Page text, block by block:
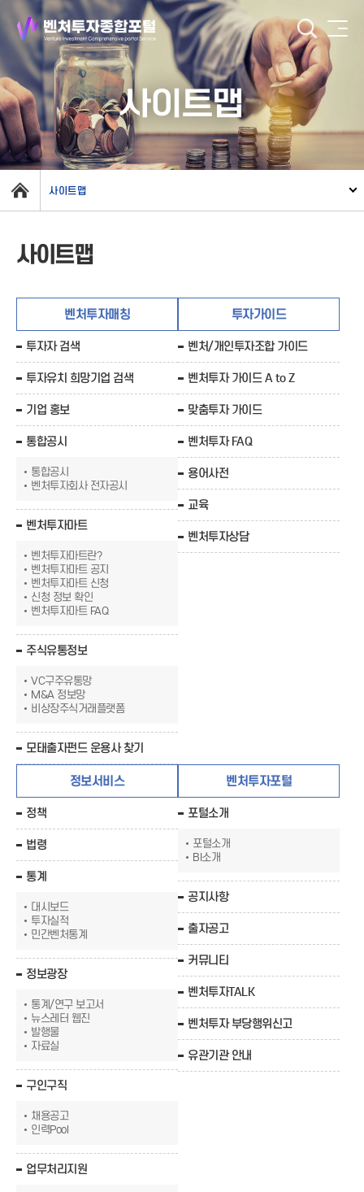
사이트맵
사이트맵
사이트맵
벤처투자매칭
투자자 검색
투자유치 희망기업 검색
기업 홍보
통합공시
통합공시
벤처투자회사 전자공시
벤처투자마트
벤처투자마트란?
벤처투자마트 공지
벤처투자마트 신청
신청 정보 확인
벤처투자마트 FAQ
주식유통정보
VC구주유통망
M&A 정보망
비상장주식거래플랫폼
모태출자펀드 운용사 찾기
투자가이드
벤처/개인투자조합 가이드
벤처투자 가이드 A to Z
맞춤투자 가이드
벤처투자 FAQ
용어사전
교육
벤처투자상담
정보서비스
정책
법령
통계
대시보드
투자실적
민간벤처통계
정보광장
통계/연구 보고서
뉴스레터 웹진
발행물
자료실
구인구직
채용공고
인력Pool
업무처리지원
벤처투자포털
포털소개
포털소개
BI소개
공지사항
출자공고
커뮤니티
벤처투자TALK
벤처투자 부당행위신고
유관기관 안내